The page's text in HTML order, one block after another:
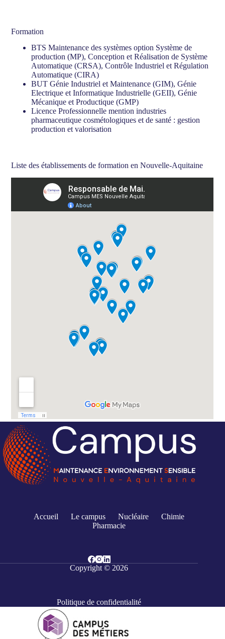
Formation
BTS Maintenance des systèmes option Système de
production (MP), Conception et Réalisation de Système
Automatique (CRSA), Contrôle Industriel et Régulation
Automatique (CIRA)
BUT Génie Industriel et Maintenance (GIM), Génie
Electrique et Informatique Industrielle (GEII), Génie
Mécanique et Productique (GMP)
Licence Professionnelle mention industries
pharmaceutique cosmétologiques et de santé : gestion
production et valorisation
Liste des établissements de formation en Nouvelle-Aquitaine
Accueil Le campus Nucléaire
Chimie
Pharmacie
Copyright © 2026
Politique de confidentialité